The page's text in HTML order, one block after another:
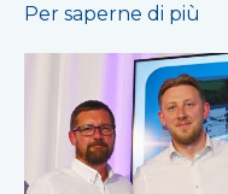
Per saperne di più